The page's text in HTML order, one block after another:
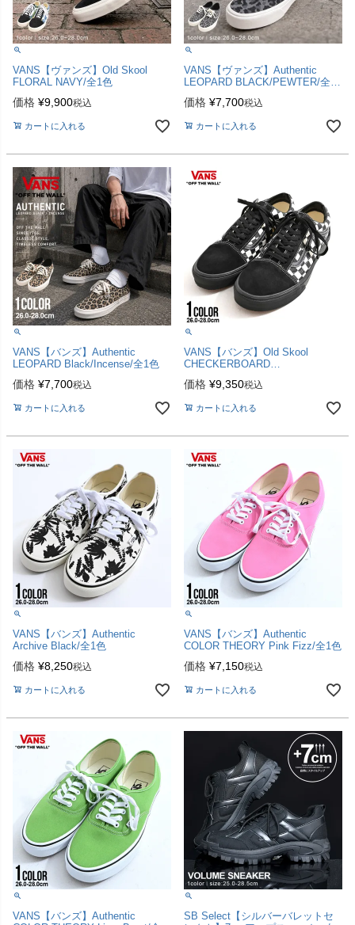
VANS【ヴァンズ】Old Skool
FLORAL NAVY/全1色
価格 ¥9,900税込
カートに入れる
VANS【ヴァンズ】Authentic
LEOPARD BLACK/PEWTER/全1
価格 ¥7,700税込
カートに入れる
VANS【バンズ】Authentic
LEOPARD Black/Incense/全1色
価格 ¥7,700税込
カートに入れる
VANS【バンズ】Old Skool
CHECKERBOARD
価格 ¥9,350税込
カートに入れる
VANS【バンズ】Authentic
Archive Black/全1色
価格 ¥8,250税込
カートに入れる
VANS【バンズ】Authentic
COLOR THEORY Pink Fizz/全1色
価格 ¥7,150税込
カートに入れる
VANS【バンズ】Authentic
SB Select【シルバーバレットセ